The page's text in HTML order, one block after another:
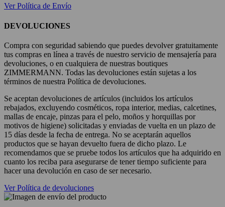
Ver Política de Envío
DEVOLUCIONES
Compra con seguridad sabiendo que puedes devolver gratuitamente
tus compras en línea a través de nuestro servicio de mensajería para
devoluciones, o en cualquiera de nuestras boutiques
ZIMMERMANN. Todas las devoluciones están sujetas a los
términos de nuestra Política de devoluciones.
Se aceptan devoluciones de artículos (incluidos los artículos
rebajados, excluyendo cosméticos, ropa interior, medias, calcetines,
mallas de encaje, pinzas para el pelo, moños y horquillas por
motivos de higiene) solicitadas y enviadas de vuelta en un plazo de
15 días desde la fecha de entrega. No se aceptarán aquellos
productos que se hayan devuelto fuera de dicho plazo. Le
recomendamos que se pruebe todos los artículos que ha adquirido en
cuanto los reciba para asegurarse de tener tiempo suficiente para
hacer una devolución en caso de ser necesario.
Ver Política de devoluciones